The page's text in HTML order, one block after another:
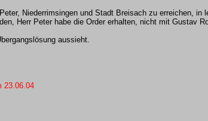
Niederrimsingen und Stadt Breisach zu erreichen, in
Herr Peter habe die Order erhalten, nicht mit Gustav
aussieht.
23.06.04